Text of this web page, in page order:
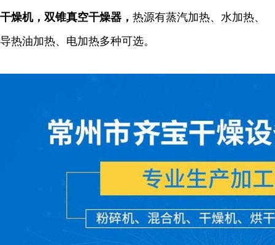
干燥机，双锥真空干燥器， 热源有蒸汽加热、水加热、
导热油加热、电加热多种可选。